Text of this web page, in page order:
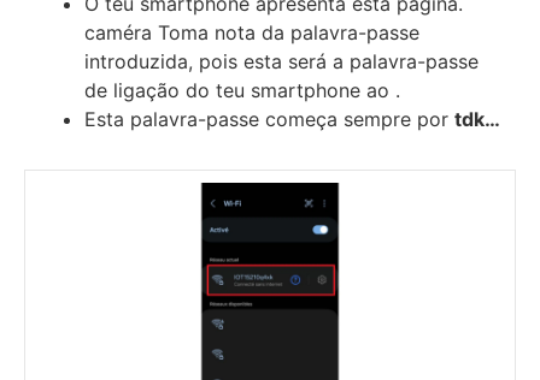
caméra Toma nota da palavra-passe
introduzida, pois esta será a palavra-passe
de ligação do teu smartphone ao .
Esta palavra-passe começa sempre por tdk…